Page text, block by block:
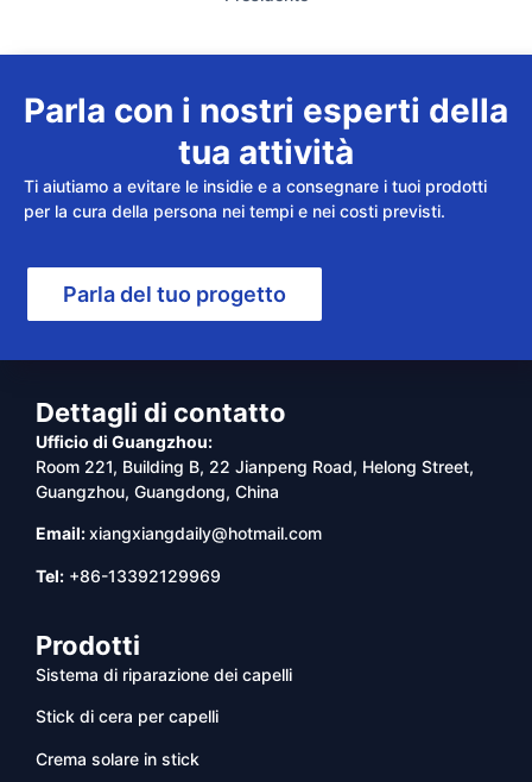
Parla con i nostri esperti della
tua attività
Ti aiutiamo a evitare le insidie e a consegnare i tuoi prodotti
per la cura della persona nei tempi e nei costi previsti.
Parla del tuo progetto
Dettagli di contatto
Ufficio di Guangzhou:
Room 221, Building B, 22 Jianpeng Road, Helong Street,
Guangzhou, Guangdong, China
Email:xiangxiangdaily@hotmail.com
Tel: +86-13392129969
Prodotti
Sistema di riparazione dei capelli
Stick di cera per capelli
Crema solare in stick